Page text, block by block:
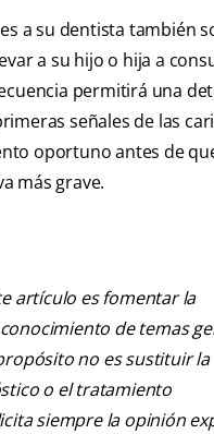
a su dentista también
a su hijo o hija a
permitirá una
señales de las
oportuno antes de
más grave.
artículo es fomentar la
de temas
no es sustituir la
o el tratamiento
siempre la opinión